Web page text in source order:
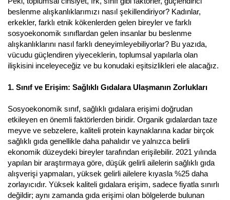
beslenme alışkanlıklarımızı nasıl şekillendiriyor? Kadınlar,
erkekler, farklı etnik kökenlerden gelen bireyler ve farklı
sosyoekonomik sınıflardan gelen insanlar bu beslenme
alışkanlıklarını nasıl farklı deneyimleyebiliyorlar? Bu yazıda,
vücudu güçlendiren yiyeceklerin, toplumsal yapılarla olan
ilişkisini inceleyeceğiz ve bu konudaki eşitsizlikleri ele alacağız.
1. Sınıf ve Erişim: Sağlıklı Gıdalara Ulaşmanın Zorlukları
Sosyoekonomik sınıf, sağlıklı gıdalara erişimi doğrudan
etkileyen en önemli faktörlerden biridir. Organik gıdalardan taze
meyve ve sebzelere, kaliteli protein kaynaklarına kadar birçok
sağlıklı gıda genellikle daha pahalıdır ve yalnızca belirli
ekonomik düzeydeki bireyler tarafından erişilebilir. 2021 yılında
yapılan bir araştırmaya göre, düşük gelirli ailelerin sağlıklı gıda
alışverişi yapmaları, yüksek gelirli ailelere kıyasla %25 daha
zorlayıcıdır. Yüksek kaliteli gıdalara erişim, sadece fiyatla sınırlı
değildir; aynı zamanda gıda erişimi olan bölgelerde bulunan